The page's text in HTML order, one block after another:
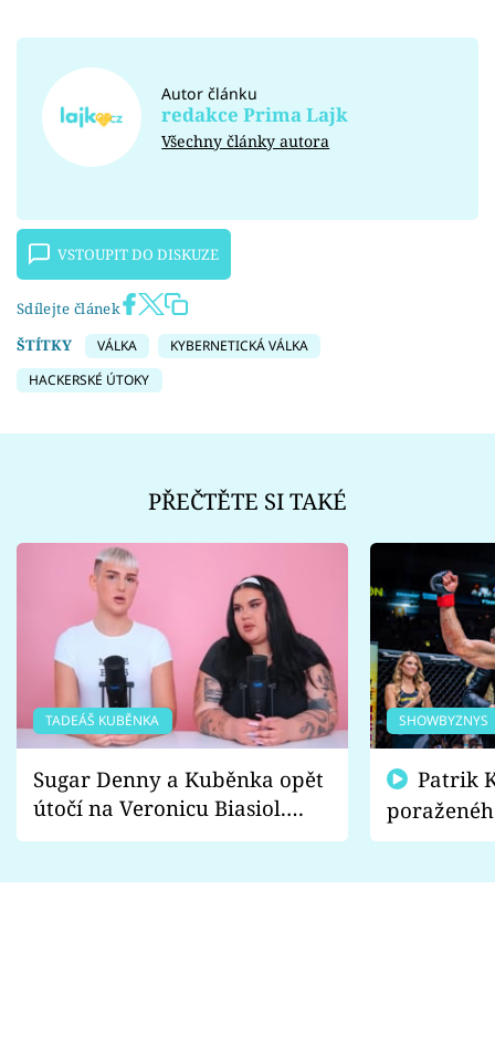
Autor článku
redakce Prima Lajk
Všechny články autora
VSTOUPIT DO DISKUZE
Sdílejte článek
ŠTÍTKY
VÁLKA
KYBERNETICKÁ VÁLKA
HACKERSKÉ ÚTOKY
PŘEČTĚTE SI TAKÉ
TADEÁŠ KUBĚNKA
Sugar Denny a Kuběnka opět
útočí na Veronicu Biasiol.
Proč je podle nich falešná a
SHOWBYZNYS
fanoušci